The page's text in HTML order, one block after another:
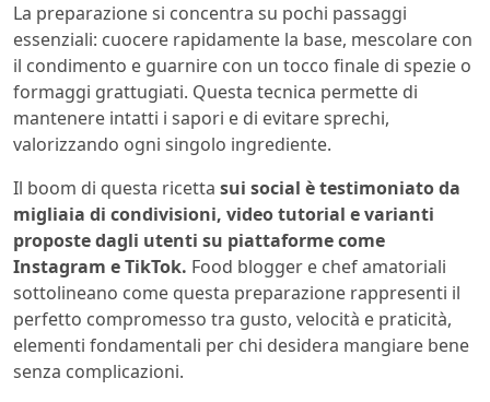
La preparazione si concentra su pochi passaggi
essenziali: cuocere rapidamente la base, mescolare con
il condimento e guarnire con un tocco finale di spezie o
formaggi grattugiati. Questa tecnica permette di
mantenere intatti i sapori e di evitare sprechi,
valorizzando ogni singolo ingrediente.
Il boom di questa ricetta sui social è testimoniato da
migliaia di condivisioni, video tutorial e varianti
proposte dagli utenti su piattaforme come
Instagram e TikTok. Food blogger e chef amatoriali
sottolineano come questa preparazione rappresenti il
perfetto compromesso tra gusto, velocità e praticità,
elementi fondamentali per chi desidera mangiare bene
senza complicazioni.